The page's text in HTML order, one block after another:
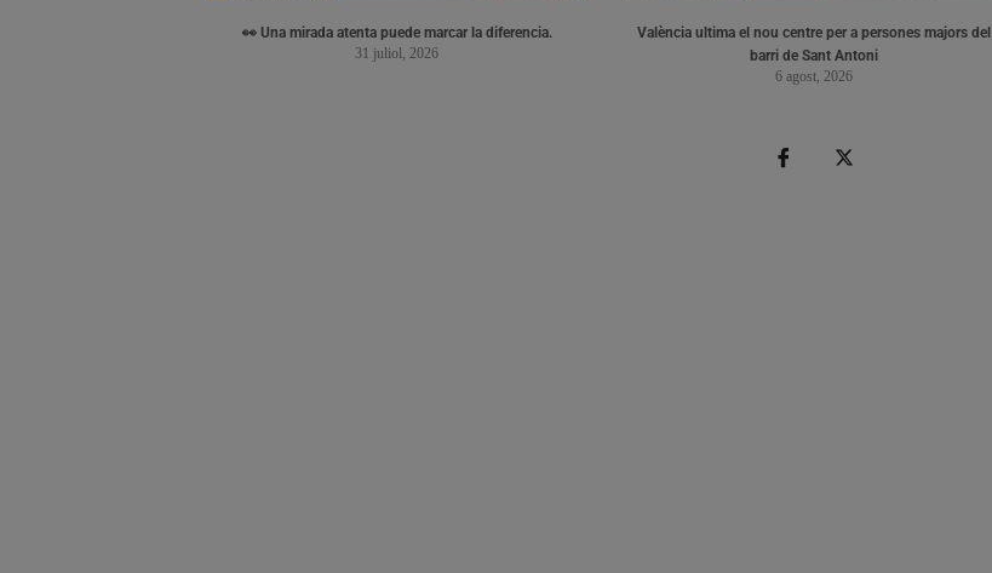
👀 Una mirada atenta puede marcar la diferencia.
31 juliol, 2026
València ultima el nou centre per a persones majors del
barri de Sant Antoni
6 agost, 2026